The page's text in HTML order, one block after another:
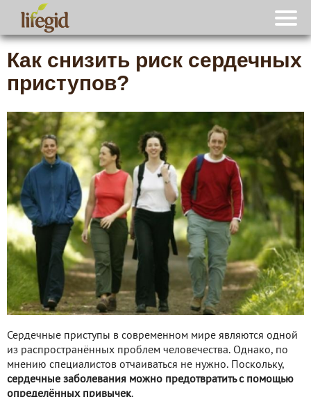
Как снизить риск сердечных
приступов?
Сердечные приступы в современном мире являются одной
из распространённых проблем человечества. Однако, по
мнению специалистов отчаиваться не нужно. Поскольку,
сердечные заболевания можно предотвратить с помощью
определённых привычек.